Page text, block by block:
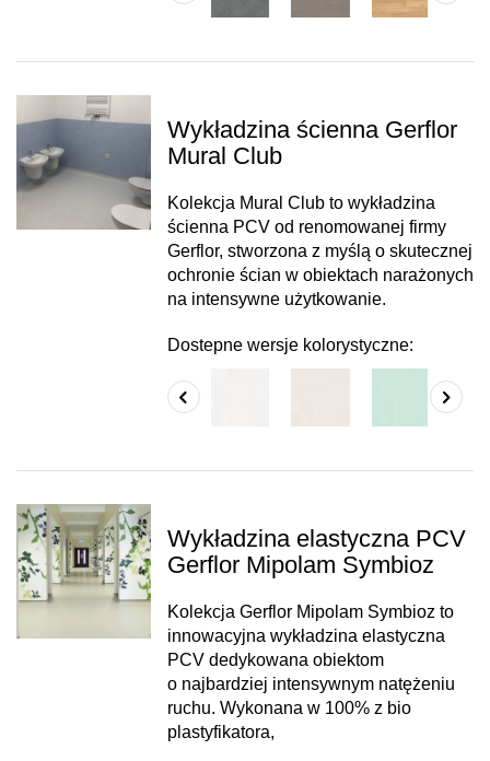
Wykładzina ścienna Gerflor
Mural Club
Kolekcja Mural Club to wykładzina
ścienna PCV od renomowanej firmy
Gerflor, stworzona z myślą o skutecznej
ochronie ścian w obiektach narażonych
na intensywne użytkowanie.
Dostepne wersje kolorystyczne:
Wykładzina elastyczna PCV
Gerflor Mipolam Symbioz
Kolekcja Gerflor Mipolam Symbioz to
innowacyjna wykładzina elastyczna
PCV dedykowana obiektom
o najbardziej intensywnym natężeniu
ruchu. Wykonana w 100% z bio
plastyfikatora,